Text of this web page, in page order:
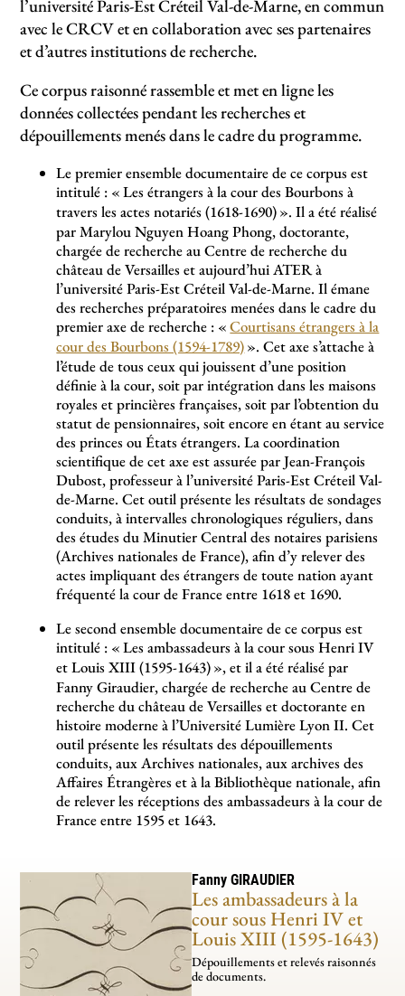
l’université Paris-Est Créteil Val-de-Marne, en commun
avec le CRCV et en col­la­bo­ra­tion avec ses par­tenai­res
et d’autres ins­ti­tu­tions de recher­che.
Ce corpus raisonné rassemble et met en ligne les
données collectées pendant les recherches et
dépouillements menés dans le cadre du programme.
Le premier ensemble documentaire de ce corpus est
intitulé : «Les étrangers à la cour des Bourbons à
travers les actes notariés (1618-1690)». Il a été réalisé
par Marylou Nguyen Hoang Phong, doctorante,
chargée de recherche au Centre de recherche du
château de Versailles et aujourd’hui ATER à
l’université Paris-Est Créteil Val-de-Marne. Il émane
des recherches préparatoires menées dans le cadre du
premier axe de recherche : «Courtisans étrangers à la
cour des Bourbons (1594-1789)». Cet axe s’attache à
l’étude de tous ceux qui jouissent d’une position
définie à la cour, soit par intégration dans les maisons
royales et princières françaises, soit par l’obtention du
statut de pensionnaires, soit encore en étant au service
des princes ou États étrangers. La coordination
scientifique de cet axe est assurée par Jean-François
Dubost, professeur à l’université Paris-Est Créteil Val-
de-Marne. Cet outil présente les résultats de sondages
conduits, à intervalles chronologiques réguliers, dans
des études du Minutier Central des notaires parisiens
(Archives nationales de France), afin d’y relever des
actes impliquant des étrangers de toute nation ayant
fréquenté la cour de France entre 1618 et 1690.
Le second ensemble documentaire de ce corpus est
intitulé : «Les ambassadeurs à la cour sous Henri IV
et Louis XIII (1595-1643)», et il a été réalisé par
Fanny Giraudier, chargée de recherche au Centre de
recherche du château de Versailles et doctorante en
histoire moderne à l’Université Lumière Lyon II. Cet
outil présente les résultats des dépouillements
conduits, aux Archives nationales, aux archives des
Affaires Étrangères et à la Bibliothèque nationale, afin
de relever les réceptions des ambassadeurs à la cour de
France entre 1595 et 1643.
FannyGIRAUDIER
Les ambassadeurs à la
cour sous Henri IV et
Louis XIII (1595-1643)
Dépouillements et relevés raisonnés
de documents.